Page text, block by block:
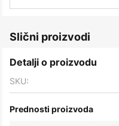
Slični proizvodi
Detalji o proizvodu
SKU:
Prednosti proizvoda